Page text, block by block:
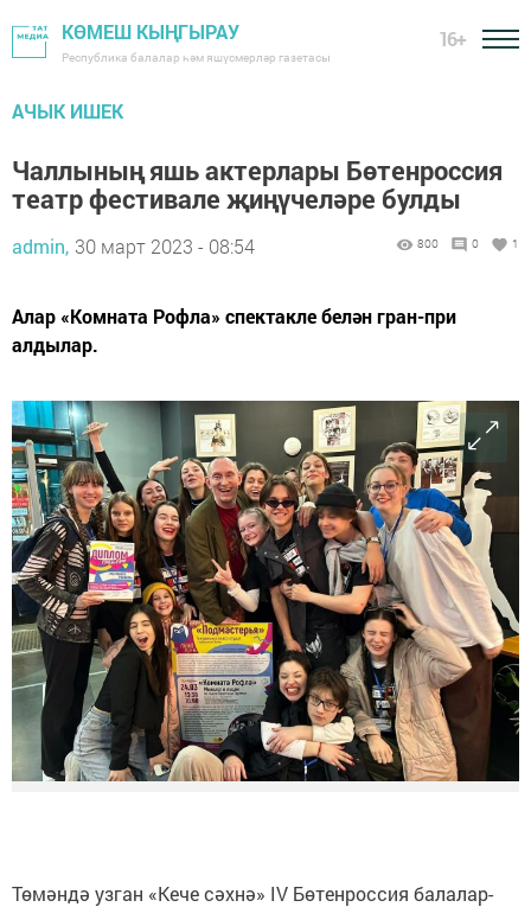
КӨМЕШ КЫҢГЫРАУ
Республика балалар һәм яшүсмерләр газетасы
16+
АЧЫК ИШЕК
Чаллының яшь актерлары Бөтенроссия
театр фестивале җиңүчеләре булды
admin, 30 март 2023 - 08:54 800 0 1
Алар «Комната Рофла» спектакле белән гран-при
алдылар.
Төмәндә узган «Кече сәхнә» IV Бөтенроссия балалар-